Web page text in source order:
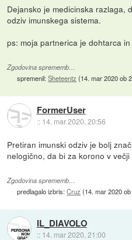
Dejansko je medicinska razlaga,
odziv imunskega sistema.
ps: moja partnerica je dohtarca
Zgodovina sprememb…
spremenil:Sheteentz (14. mar 2020 ob
FormerUser
:: 14. mar 2020, 20:56
Pretiran imunski odziv je bolj
nelogično, da bi za korono v
Zgodovina sprememb…
predlagalo izbris:Cruz (14. mar 2020
IL_DIAVOLO
:: 14. mar 2020, 21:00